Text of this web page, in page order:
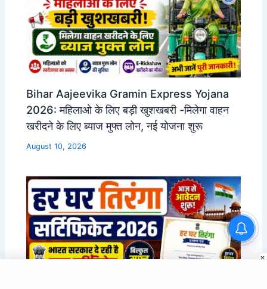
Bihar Aajeevika Gramin Express Yojana
2026: महिलाओ के लिए बड़ी खुशखबरी -मिलेगा वाहन
खरीदने के लिए ब्याज मुफ्त लोन, नई योजना शुरू
August 10, 2026
Army Ordnance Corps
Recruitment 2026: 2615 पदों पर
भर्ती, 10वीं से Graduate तक मौका